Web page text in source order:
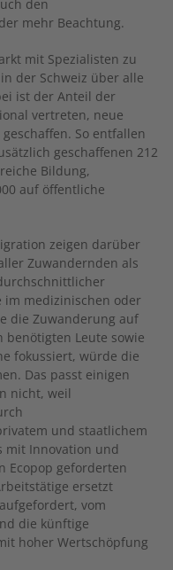
den
mehr Beachtung.
mit Spezialisten zu
der Schweiz über alle
ist der Anteil der
vertreten, neue
So entfallen
geschaffenen 212
Bildung,
auf öffentliche
zeigen darüber
Zuwandernden als
im medizinischen oder
die Zuwanderung auf
benötigten Leute sowie
fokussiert, würde die
Das passt eini­gen
nicht, weil
und staatlichem
mit Innovation und
Ecopop geforderten
ersetzt
vom
die künftige
hoher Wertschöpfung